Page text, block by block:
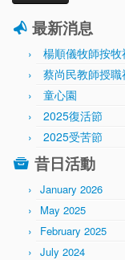
最新消息
楊順儀牧師按牧
蔡尚民教師授職
童心園
2025復活節
2025受苦節
昔日活動
January 2026
May 2025
February 2025
July 2024